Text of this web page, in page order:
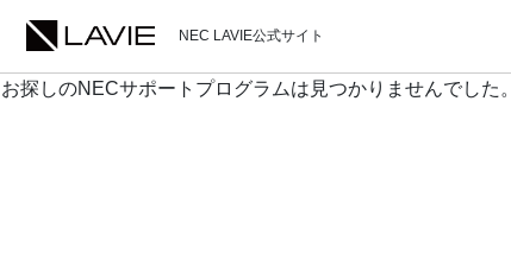
NEC LAVIE公式サイト
お探しのNECサポートプログラムは見つかりませんでした。